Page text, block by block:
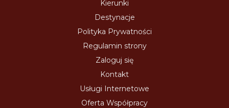
Kierunki
Destynacje
Polityka Prywatności
Regulamin strony
Zaloguj się
Kontakt
Usługi Internetowe
Oferta Współpracy